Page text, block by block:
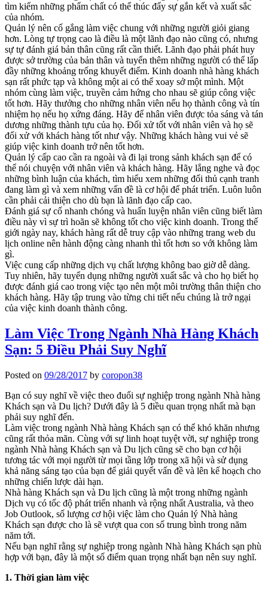
tìm kiếm những phẩm chất có thể thúc đẩy sự gắn kết và xuất sắc
của nhóm.
Quản lý nên cố gắng làm việc chung với những người giỏi giang
hơn. Lòng tự trọng cao là điều là một lãnh đạo nào cũng có, nhưng
sự tự đánh giá bản thân cũng rất cần thiết. Lãnh đạo phải phát huy
được sở trường của bản thân và tuyển thêm những người có thể lấp
đầy những khoảng trống khuyết điểm. Kinh doanh nhà hàng khách
sạn rất phức tạp và không một ai có thể xoay sở một mình. Một
nhóm cùng làm việc, truyền cảm hứng cho nhau sẽ giúp công việc
tốt hơn. Hãy thưởng cho những nhân viên nếu họ thành công và tín
nhiệm họ nếu họ xứng đáng. Hãy để nhân viên được tỏa sáng và tán
dương những thành tựu của họ. Đối xử tốt với nhân viên và họ sẽ
đối xử với khách hàng tốt như vậy. Những khách hàng vui vẻ sẽ
giúp việc kinh doanh trở nên tốt hơn.
Quản lý cấp cao cần ra ngoài và đi lại trong sảnh khách sạn để có
thể nói chuyện với nhân viên và khách hàng. Hãy lắng nghe và đọc
những bình luận của khách, tìm hiểu xem những đối thủ cạnh tranh
đang làm gì và xem những vấn đề là cơ hội để phát triển. Luôn luôn
cần phải cải thiện cho dù bạn là lãnh đạo cấp cao.
Đánh giá sự cố nhanh chóng và huấn luyện nhân viên cũng biết làm
điều này vì sự trì hoãn sẽ không tốt cho việc kinh doanh. Trong thế
giới ngày nay, khách hàng rất dễ truy cập vào những trang web du
lịch online nên hành động càng nhanh thì tốt hơn so với không làm
gì.
Việc cung cấp những dịch vụ chất lượng không bao giờ dễ dàng.
Tuy nhiên, hãy tuyển dụng những người xuất sắc và cho họ biết họ
được đánh giá cao trong việc tạo nên một môi trường thân thiện cho
khách hàng. Hãy tập trung vào từng chi tiết nếu chúng là trở ngại
của việc kinh doanh thành công.
Làm Việc Trong Ngành Nhà Hàng Khách
Sạn: 5 Điều Phải Suy Nghĩ
Posted on 09/28/2017 by coropon38
Bạn có suy nghĩ về việc theo đuổi sự nghiệp trong ngành Nhà hàng
Khách sạn và Du lịch? Dưới đây là 5 điều quan trọng nhất mà bạn
phải suy nghĩ đến.
Làm việc trong ngành Nhà hàng Khách sạn có thể khó khăn nhưng
cũng rất thỏa mãn. Cùng với sự linh hoạt tuyệt vời, sự nghiệp trong
ngành Nhà hàng Khách sạn và Du lịch cũng sẽ cho bạn cơ hội
tương tác với mọi người từ mọi tầng lớp trong xã hội và sử dụng
khả năng sáng tạo của bạn để giải quyết vấn đề và lên kế hoạch cho
những chiến lược dài hạn.
Nhà hàng Khách sạn và Du lịch cũng là một trong những ngành
Dịch vụ có tốc độ phát triển nhanh và rộng nhất Australia, và theo
Job Outlook, số lượng cơ hội việc làm cho Quản lý Nhà hàng
Khách sạn được cho là sẽ vượt qua con số trung bình trong năm
năm tới.
Nếu bạn nghĩ rằng sự nghiệp trong ngành Nhà hàng Khách sạn phù
hợp với bạn, đây là một số điểm quan trọng nhất bạn nên suy nghĩ.
1. Thời gian làm việc